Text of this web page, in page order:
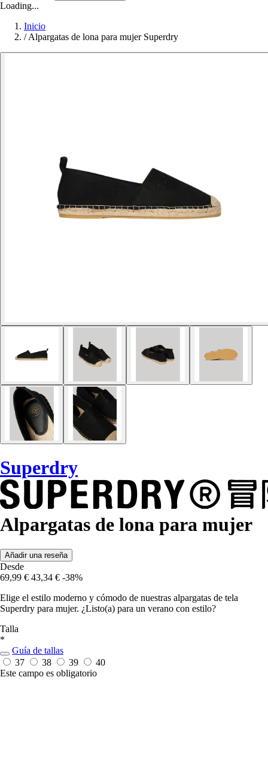
Loading...
Inicio
/Alpargatas de lona para mujer Superdry
Superdry
Alpargatas de lona para mujer
Añadir una reseña
Desde
69,99 € 43,34 € -38%
Elige el estilo moderno y cómodo de nuestras alpargatas de tela
Superdry para mujer. ¿Listo(a) para un verano con estilo?
Talla
*
Guía de tallas
37
38 39
40
Este campo es obligatorio